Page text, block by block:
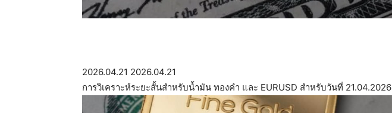
2026.04.21 2026.04.21
การวิเคราะห์ระยะสั้นสำหรับน้ำมัน ทองคำ และ EURUSD สำหรับวันที่ 21.04.2026